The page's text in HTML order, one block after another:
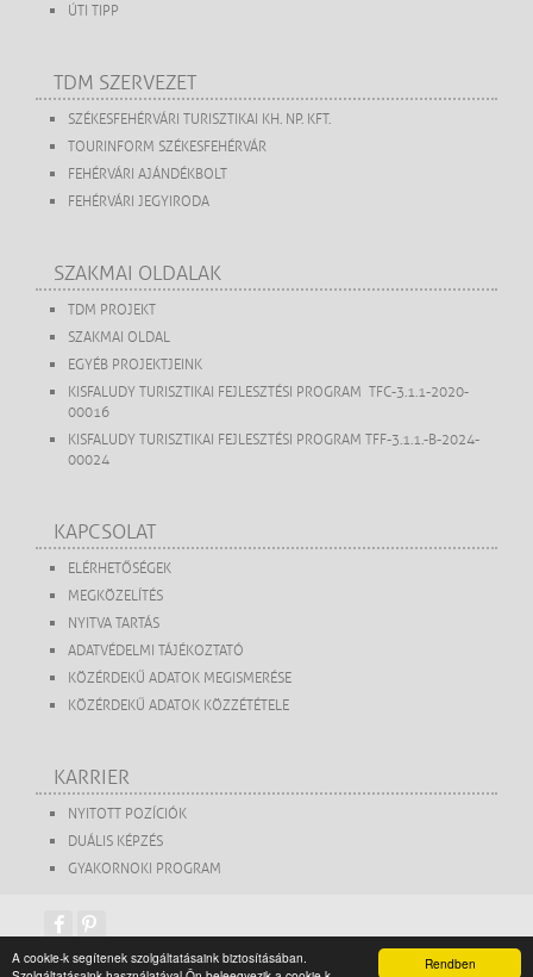
Rendben
A cookie-k segítenek szolgáltatásaink biztosításában.
ÚTI TIPP
TDM SZERVEZET
SZÉKESFEHÉRVÁRI TURISZTIKAI KH. NP. KFT.
TOURINFORM SZÉKESFEHÉRVÁR
FEHÉRVÁRI AJÁNDÉKBOLT
FEHÉRVÁRI JEGYIRODA
SZAKMAI OLDALAK
TDM PROJEKT
SZAKMAI OLDAL
EGYÉB PROJEKTJEINK
KISFALUDY TURISZTIKAI FEJLESZTÉSI PROGRAM TFC-3.1.1-2020-
00016
KISFALUDY TURISZTIKAI FEJLESZTÉSI PROGRAM TFF-3.1.1.-B-2024-
00024
KAPCSOLAT
ELÉRHETŐSÉGEK
MEGKÖZELÍTÉS
NYITVA TARTÁS
ADATVÉDELMI TÁJÉKOZTATÓ
KÖZÉRDEKŰ ADATOK MEGISMERÉSE
KÖZÉRDEKŰ ADATOK KÖZZÉTÉTELE
KARRIER
NYITOTT POZÍCIÓK
DUÁLIS KÉPZÉS
GYAKORNOKI PROGRAM